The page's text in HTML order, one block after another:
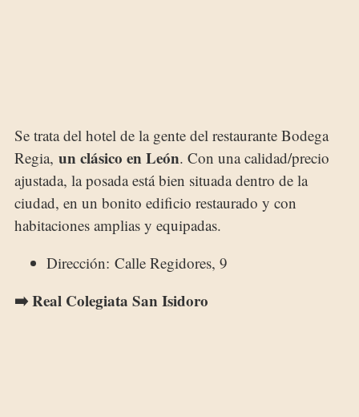
Se trata del hotel de la gente del restaurante Bodega
Regia, un clásico en León. Con una calidad/precio
ajustada, la posada está bien situada dentro de la
ciudad, en un bonito edificio restaurado y con
habitaciones amplias y equipadas.
Dirección: Calle Regidores, 9
➡️ Real Colegiata San Isidoro